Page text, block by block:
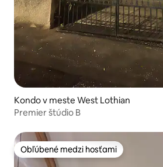
Kondo v meste West Lothian
Premier štúdio B
Obľúbené medzi hosťami
Obľúbené medzi hosťami